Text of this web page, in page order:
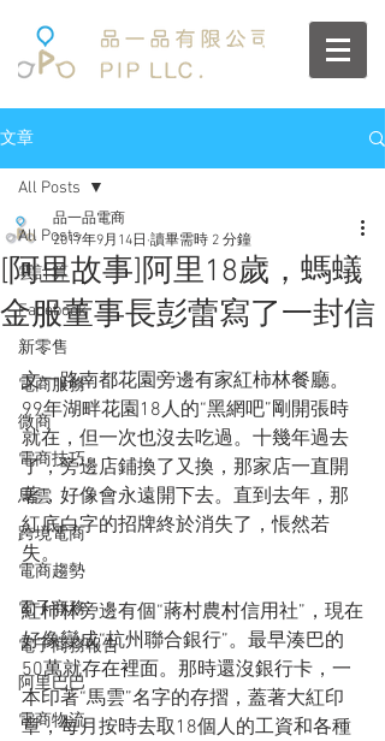
文章
All Posts
雲計算
Facebook
新零售
電商服務
微商
電商技巧
馬雲
跨境電商
電商趨勢
電子商務
電子商務報告
阿里巴巴
電商物流
All Posts
[阿里故事]阿里18歲，螞蟻
金服董事長彭蕾寫了一封信
品一品電商
2017年9月14日 讀畢需時 2 分鐘
文一路南都花園旁邊有家紅柿林餐廳。
99年湖畔花園18人的“黑網吧”剛開張時
就在，但一次也沒去吃過。十幾年過去
了，旁邊店鋪換了又換，那家店一直開
著，好像會永遠開下去。直到去年，那
紅底白字的招牌終於消失了，悵然若
失。
紅柿林旁邊有個“蔣村農村信用社”，現在
好像變成“杭州聯合銀行”。最早湊巴的
50萬就存在裡面。那時還沒銀行卡，一
本印著“馬雲”名字的存摺，蓋著大紅印
章，每月按時去取18個人的工資和各種